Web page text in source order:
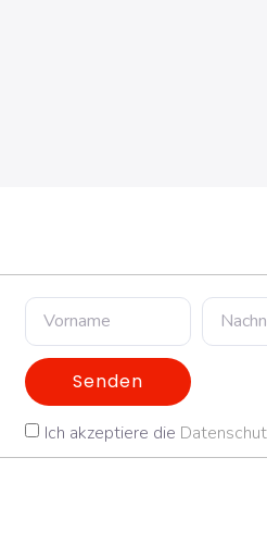
Ich akzeptiere die
Senden